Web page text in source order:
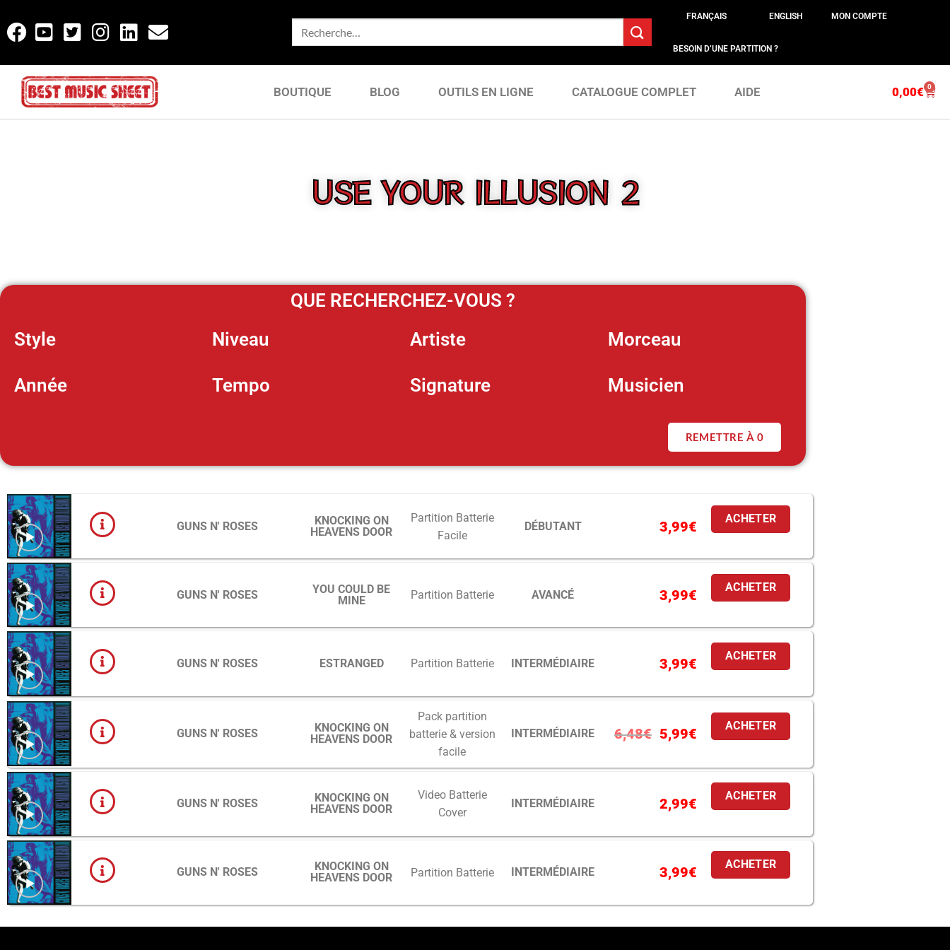
FRANÇAIS ENGLISH MON COMPTE
BESOIN D’UNE PARTITION ?
BOUTIQUE BLOG OUTILS EN LIGNE CATALOGUE COMPLET AIDE 0,00€ 0
USE YOUR ILLUSION 2
QUE RECHERCHEZ-VOUS ?
Style
Niveau Artiste Morceau
Année Tempo Signature Musicien
REMETTRE À 0
GUNS N' ROSES
KNOCKING ON
HEAVENS DOOR
Partition Batterie
Facile
DÉBUTANT 3,99€ ACHETER
GUNS N' ROSES
YOU COULD BE
MINE
Partition Batterie AVANCÉ 3,99€ ACHETER
GUNS N' ROSES ESTRANGED Partition Batterie INTERMÉDIAIRE 3,99€ ACHETER
GUNS N' ROSES
KNOCKING ON
HEAVENS DOOR
Pack partition
batterie & version
facile
INTERMÉDIAIRE 6,48€ 5,99€ ACHETER
GUNS N' ROSES
KNOCKING ON
HEAVENS DOOR
Video Batterie
Cover
INTERMÉDIAIRE 2,99€ ACHETER
GUNS N' ROSES
KNOCKING ON
HEAVENS DOOR
Partition Batterie INTERMÉDIAIRE 3,99€ ACHETER